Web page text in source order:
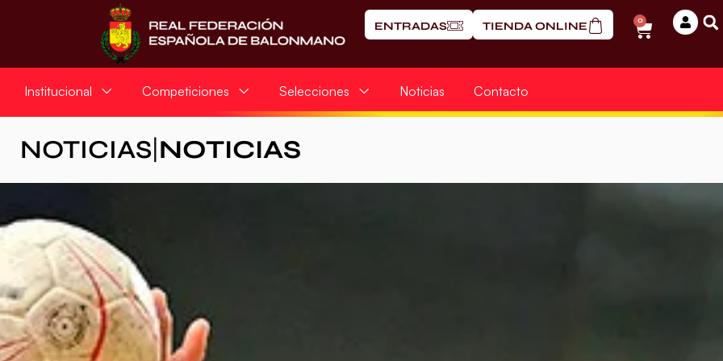
ENTRADAS TIENDA ONLINE 0
Institucional Competiciones Selecciones Noticias Contacto
NOTICIAS NOTICIAS